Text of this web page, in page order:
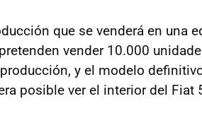
que se venderá en una
vender 10.000
y el modelo
posible ver el interior del Fiat